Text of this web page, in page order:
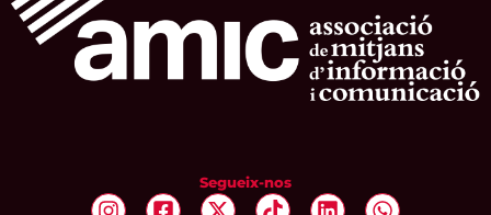
Segueix-nos